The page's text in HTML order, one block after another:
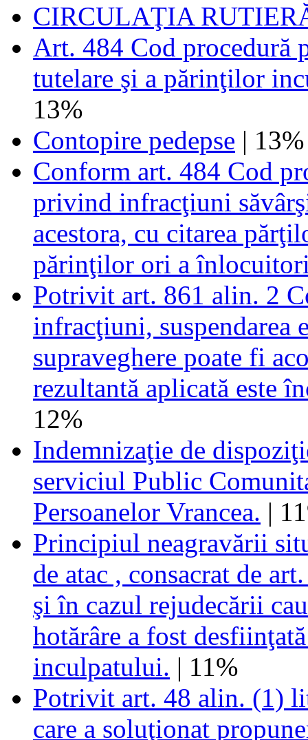
CIRCULAŢIA
Art. 484 Cod procedură
tutelare şi a părinţilor
13%
Contopire pedepse | 13%
Conform art. 484 Cod
privind infracţiuni
acestora, cu citarea
părinţilor ori a
Potrivit art. 861 alin. 2
infracţiuni, suspendarea
supraveghere poate fi
rezultantă aplicată este
12%
Indemnizaţie de
serviciul Public
Persoanelor Vrancea. |
Principiul neagravării
de atac , consacrat de
şi în cazul rejudecării
hotărâre a fost
inculpatului. | 11%
Potrivit art. 48 alin. (1)
care a soluţionat